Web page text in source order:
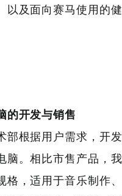
以及面向赛马使用的
的开发与销售
部根据用户需求，开
脑。相比市售产品，
格，适用于音乐制作